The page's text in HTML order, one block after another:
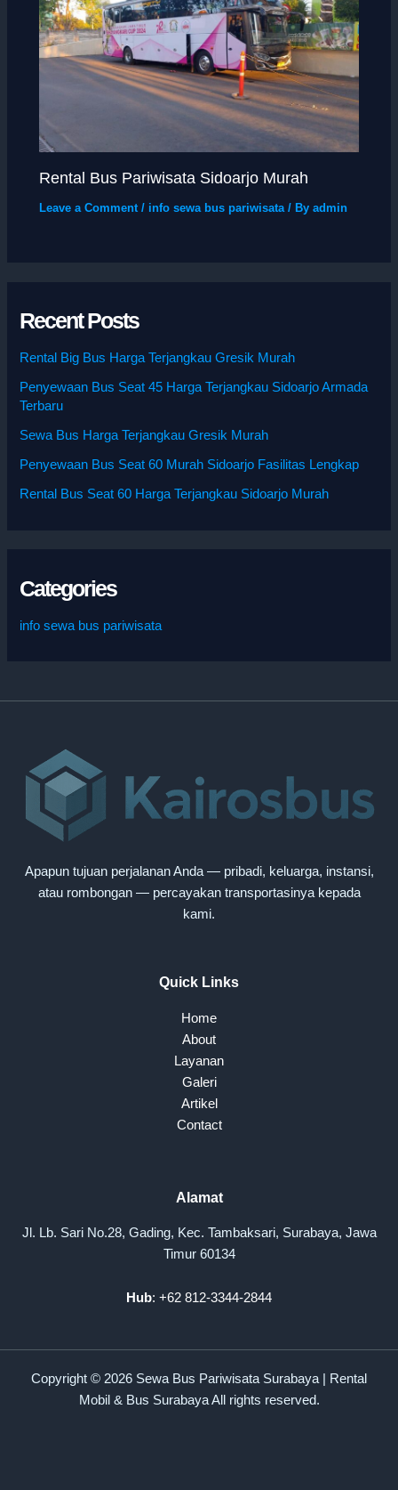
Rental Bus Pariwisata Sidoarjo Murah
Leave a Comment / info sewa bus pariwisata / Byadmin
Recent Posts
Rental Big Bus Harga Terjangkau Gresik Murah
Penyewaan Bus Seat 45 Harga Terjangkau Sidoarjo Armada
Terbaru
Sewa Bus Harga Terjangkau Gresik Murah
Penyewaan Bus Seat 60 Murah Sidoarjo Fasilitas Lengkap
Rental Bus Seat 60 Harga Terjangkau Sidoarjo Murah
Categories
info sewa bus pariwisata
Apapun tujuan perjalanan Anda — pribadi, keluarga, instansi,
atau rombongan — percayakan transportasinya kepada
kami.
Quick Links
Home
About
Layanan
Galeri
Artikel
Contact
Alamat
Jl. Lb. Sari No.28, Gading, Kec. Tambaksari, Surabaya, Jawa
Timur 60134
Hub: +62 812-3344-2844
Copyright © 2026 Sewa Bus Pariwisata Surabaya | Rental
Mobil & Bus Surabaya All rights reserved.